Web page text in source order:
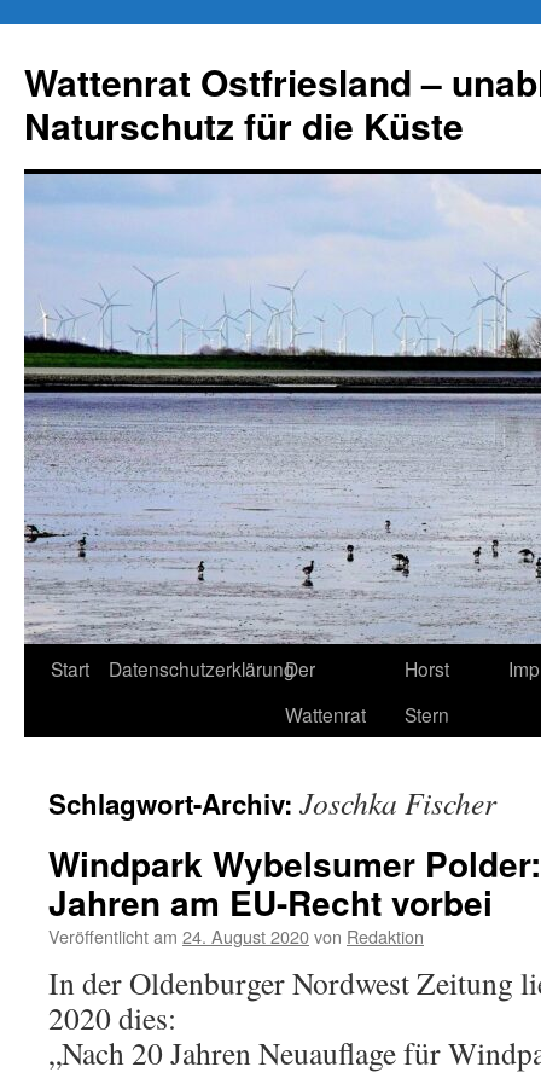
springen
Wattenrat Ostfriesland –
Naturschutz für die Küste
Start DatenschutzerklärungDer
Wattenrat
Horst
Stern
Schlagwort-Archiv: Joschka Fischer
Windpark Wybelsumer
Jahren am EU-Recht vorbei
Veröffentlicht am 24. August 2020von Redaktion
In der Oldenburger Nordwest Zeitung
2020 dies:
„Nach 20 Jahren Neuauflage für